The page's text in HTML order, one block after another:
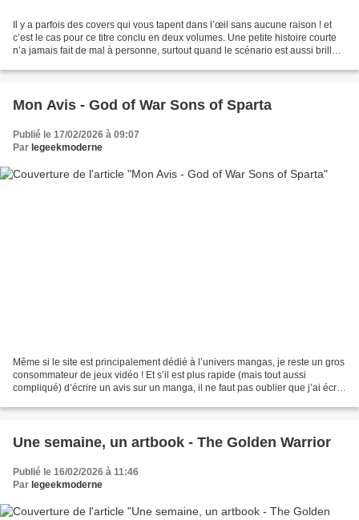
Il y a parfois des covers qui vous tapent dans l’œil sans aucune raison ! et
c’est le cas pour ce titre conclu en deux volumes. Une petite histoire courte
n’a jamais fait de mal à personne, surtout quand le scénario est aussi brillant
Mon Avis - God of War Sons of Sparta
Publié le 17/02/2026 à 09:07
Par legeekmoderne
Même si le site est principalement dédié à l’univers mangas, je reste un gros
consommateur de jeux vidéo ! Et s’il est plus rapide (mais tout aussi
compliqué) d’écrire un avis sur un manga, il ne faut pas oublier que j’ai écrit
Une semaine, un artbook - The Golden Warrior
Publié le 16/02/2026 à 11:46
Par legeekmoderne